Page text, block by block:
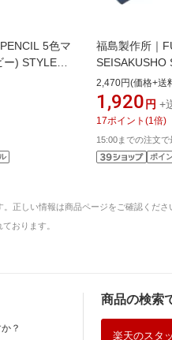
5色マ
ー) STYLE
福島製作所｜
SEISAKUSHO
ップローレッ
2,470円(価格+送
1,920 円 +
17ポイント (1 倍)
15:00までの注文
ポイ
正しい情報は商品ページをご確認くださ
おります。
？
商品の検索
楽天のスタ